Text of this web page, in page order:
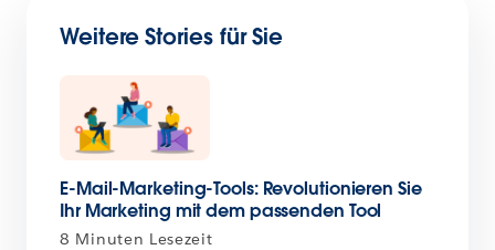
Weitere Stories für Sie
E-Mail-Marketing-Tools: Revolutionieren Sie
Ihr Marketing mit dem passenden Tool
8 Minuten Lesezeit